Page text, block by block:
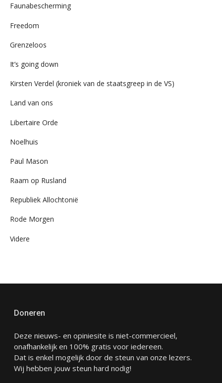
Faunabescherming
Freedom
Grenzeloos
It’s going down
Kirsten Verdel (kroniek van de staatsgreep in de VS)
Land van ons
Libertaire Orde
Noelhuis
Paul Mason
Raam op Rusland
Republiek Allochtonië
Rode Morgen
Videre
Doneren
Deze nieuws- en opiniesite is niet-commercieel,
onafhankelijk en 100% gratis voor iedereen.
Dat is enkel mogelijk door de steun van onze lezers.
Wij hebben jouw steun hard nodig!